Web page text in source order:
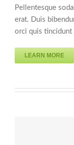
Pellentesque
erat. Duis
orci quis tincidunt
LEARN MORE